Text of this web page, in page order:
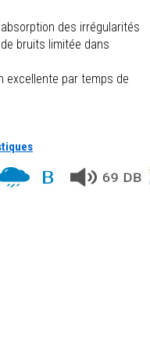
des irrégularités
bruits limitée dans
excellente par temps de